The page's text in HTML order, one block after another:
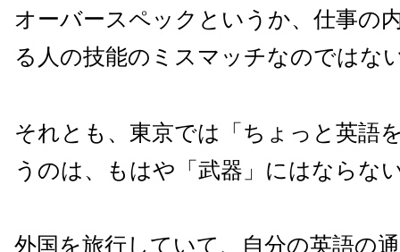
オーバースペックというか、仕事の
る人の技能のミスマッチなのではな
それとも、東京では「ちょっと英語
うのは、もはや「武器」にはならな
外国を旅行していて、自分の英語の